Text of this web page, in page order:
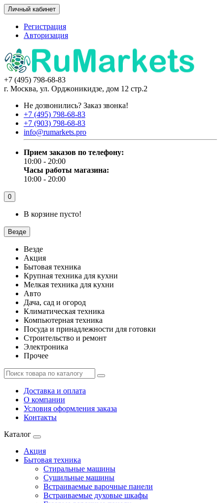
Личный кабинет
Регистрация
Авторизация
+7 (495) 798-68-83
г. Москва, ул. Орджоникидзе, дом 12 стр.2
Не дозвонились? Заказ звонка!
+7 (495) 798-68-83
+7 (903) 798-68-83
info@rumarkets.pro
Прием заказов по телефону:
10:00 - 20:00
Часы работы магазина:
10:00 - 20:00
0
В корзине пусто!
Везде
Везде
Акция
Бытовая техника
Крупная техника для кухни
Мелкая техника для кухни
Авто
Дача, сад и огород
Климатическая техника
Компьютерная техника
Посуда и принадлежности для готовки
Строительство и ремонт
Электроника
Прочее
Доставка и оплата
О компании
Условия оформления заказа
Контакты
Каталог
Акция
Бытовая техника
Стиральные машины
Сушильные машины
Встраиваемые варочные панели
Встраиваемые духовые шкафы